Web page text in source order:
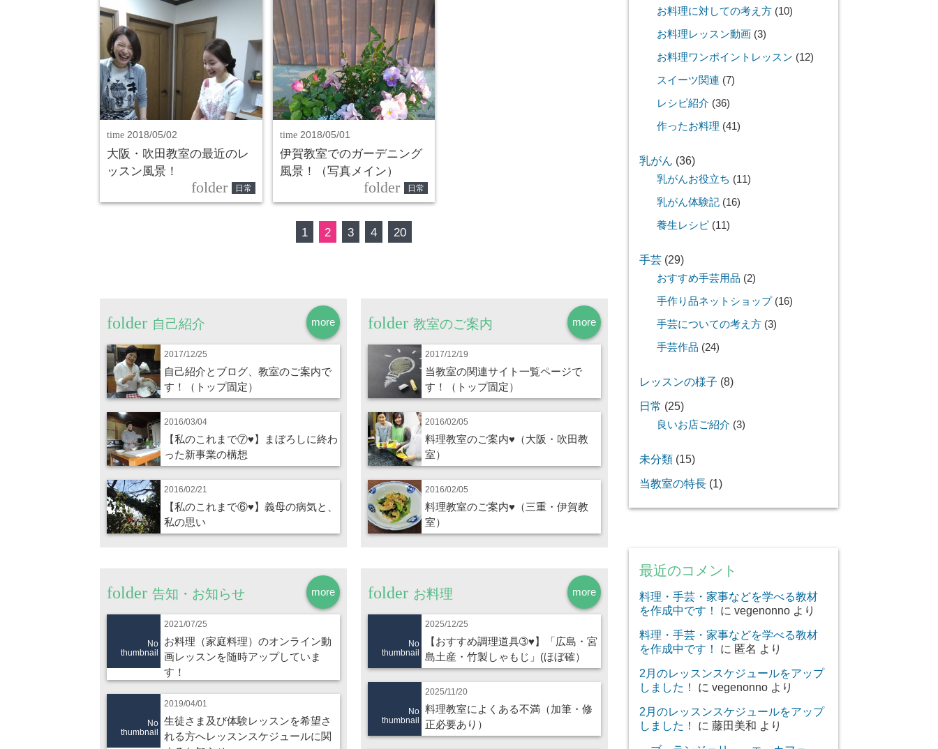
time 2018/05/02
大阪・吹田教室の最近のレ
ッスン風景！
folder 日常
time 2018/05/01
伊賀教室でのガーデニング
風景！（写真メイン）
folder 日常
1 2 3 4 20
more
自己紹介
2017/12/25
自己紹介とブログ、教室のご案内で
す！（トップ固定）
2016/03/04
【私のこれまで⑦♥】まぼろしに終わ
った新事業の構想
2016/02/21
【私のこれまで⑥♥】義母の病気と、
私の思い
more
教室のご案内
2017/12/19
当教室の関連サイト一覧ページで
す！（トップ固定）
2016/02/05
料理教室のご案内♥（大阪・吹田教
室）
2016/02/05
料理教室のご案内♥（三重・伊賀教
室）
more
告知・お知らせ
No
thumbnail
2021/07/25
お料理（家庭料理）のオンライン動
画レッスンを随時アップしていま
す！
No
thumbnail
2019/04/01
生徒さま及び体験レッスンを希望さ
れる方へレッスンスケジュールに関
more
お料理
No
thumbnail
2025/12/25
【おすすめ調理道具➂♥】「広島・宮
島土産・竹製しゃもじ」(ほぼ確）
No
thumbnail
2025/11/20
料理教室によくある不満（加筆・修
正必要あり）
お料理に対しての考え方 (10)
お料理レッスン動画 (3)
お料理ワンポイントレッスン (12)
スイーツ関連 (7)
レシピ紹介 (36)
作ったお料理 (41)
乳がん (36)
乳がんお役立ち (11)
乳がん体験記 (16)
養生レシピ (11)
手芸 (29)
おすすめ手芸用品 (2)
手作り品ネットショップ(16)
手芸についての考え方 (3)
手芸作品 (24)
レッスンの様子 (8)
日常 (25)
良いお店ご紹介 (3)
未分類 (15)
当教室の特長 (1)
最近のコメント
料理・手芸・家事などを学べる教材
を作成中です！
に vegenonno より
料理・手芸・家事などを学べる教材
を作成中です！
に 匿名 より
2月のレッスンスケジュールをアップ
しました！
に vegenonno より
2月のレッスンスケジュールをアップ
しました！
に 藤田美和 より